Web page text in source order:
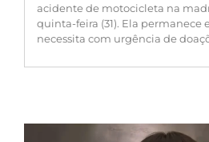
acidente de motocicleta na
quinta-feira (31). Ela permanece
necessita com urgência de